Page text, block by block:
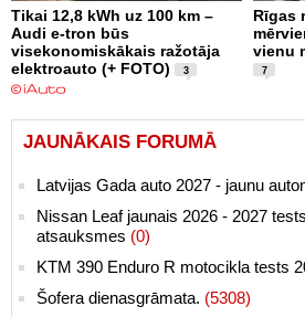
Tikai 12,8 kWh uz 100 km –
Audi e-tron būs
visekonomiskākais ražotāja
elektroauto (+ FOTO)
3
Rīgas
vienu
7
JAUNĀKAIS FORUMĀ
Latvijas Gada auto 2027 - jaunu
Nissan Leaf jaunais 2026 - 2027
atsauksmes (0)
KTM 390 Enduro R motocikla tests
Šofera dienasgrāmata. (5308)